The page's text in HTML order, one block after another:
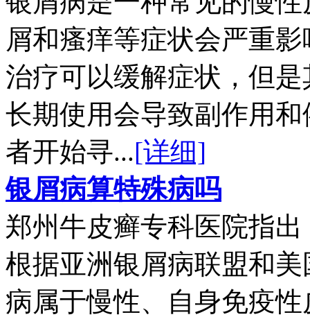
屑和瘙痒等症状会严重
治疗可以缓解症状，但
长期使用会导致副作用
者开始寻...[详细]
银屑病算特殊病吗
郑州牛皮癣专科医院指
根据亚洲银屑病联盟和
病属于慢性、自身免疫